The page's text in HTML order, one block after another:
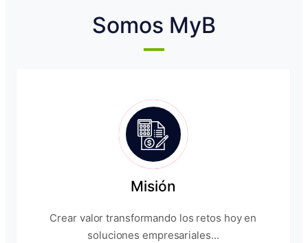
Somos MyB
Misión
Crear valor transformando los retos hoy en
soluciones empresariales...